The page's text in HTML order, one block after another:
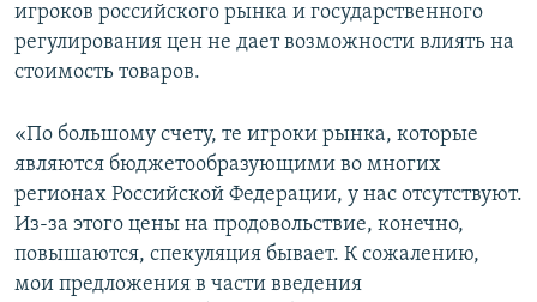
игроков российского рынка и государственного
регулирования цен не дает возможности влиять на
стоимость товаров.
«По большому счету, те игроки рынка, которые
являются бюджетообразующими во многих
регионах Российской Федерации, у нас отсутствуют.
Из-за этого цены на продовольствие, конечно,
повышаются, спекуляция бывает. К сожалению,
мои предложения в части введения